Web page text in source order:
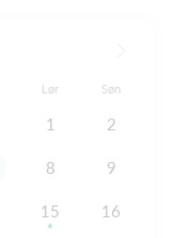
Lør Søn
1 2
8 9
15 16